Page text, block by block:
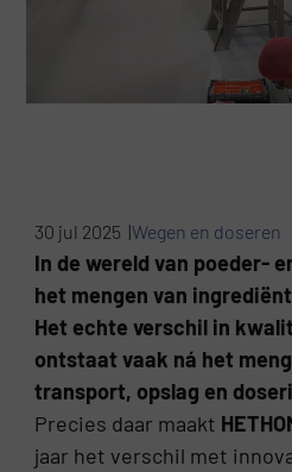
30 jul 2025 |Wegen en doseren
In de wereld van poeder-
het mengen van
Het echte verschil in
ontstaat vaak ná het
transport, opslag en
Precies daar maakt
jaar het verschil met